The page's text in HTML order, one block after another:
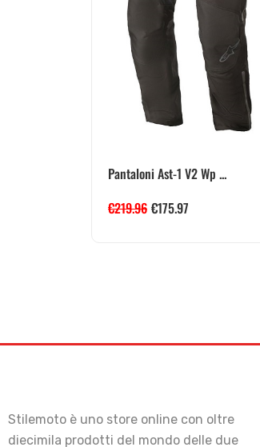
Pantaloni Ast-1 V2 Wp ...
€219.96 €175.97
Stilemoto è uno store online con oltre
diecimila prodotti del mondo delle due